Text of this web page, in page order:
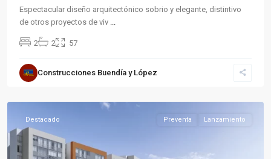
Espectacular diseño arquitectónico sobrio y elegante, distintivo
de otros proyectos de viv
2 2 57
Construcciones Buendía y López
Sector
Sur,
Destacado Preventa Lanzamiento